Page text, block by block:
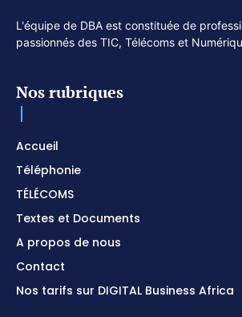
L'équipe de DBA est constituée de
passionnés des TIC, Télécoms et
Nos rubriques
Accueil
Téléphonie
TÉLÉCOMS
Textes et Documents
A propos de nous
Contact
Nos tarifs sur DIGITAL Business Africa